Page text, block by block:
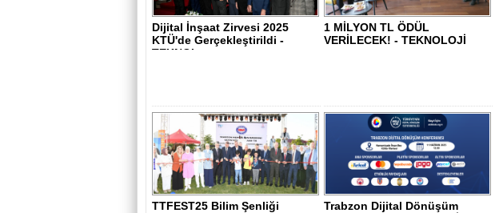
Dijital İnşaat Zirvesi 2025
KTÜ'de Gerçekleştirildi -
TEKNOL..
1 MİLYON TL ÖDÜL
VERİLECEK! - TEKNOLOJİ
TTFEST25 Bilim Şenliği
Trabzon Dijital Dönüşüm